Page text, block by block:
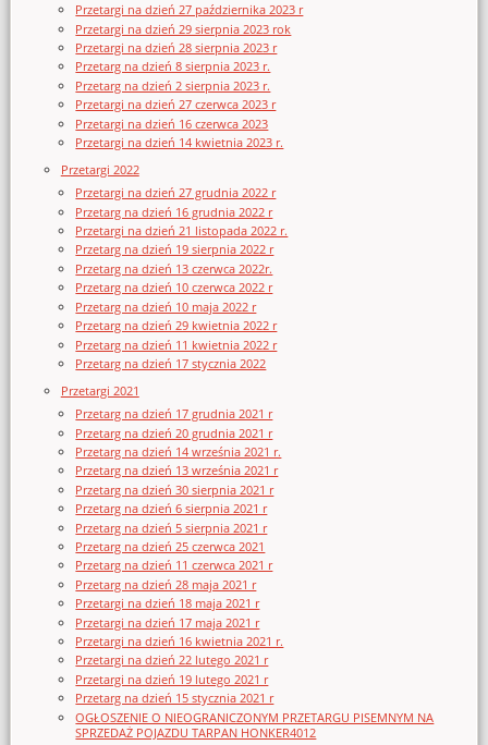
Przetargi na dzień 27 października 2023 r
Przetargi na dzień 29 sierpnia 2023 rok
Przetargi na dzień 28 sierpnia 2023 r
Przetarg na dzień 8 sierpnia 2023 r.
Przetarg na dzień 2 sierpnia 2023 r.
Przetargi na dzień 27 czerwca 2023 r
Przetargi na dzień 16 czerwca 2023
Przetargi na dzień 14 kwietnia 2023 r.
Przetargi 2022
Przetargi na dzień 27 grudnia 2022 r
Przetarg na dzień 16 grudnia 2022 r
Przetargi na dzień 21 listopada 2022 r.
Przetarg na dzień 19 sierpnia 2022 r
Przetarg na dzień 13 czerwca 2022r.
Przetarg na dzień 10 czerwca 2022 r
Przetarg na dzień 10 maja 2022 r
Przetarg na dzień 29 kwietnia 2022 r
Przetarg na dzień 11 kwietnia 2022 r
Przetarg na dzień 17 stycznia 2022
Przetargi 2021
Przetarg na dzień 17 grudnia 2021 r
Przetarg na dzień 20 grudnia 2021 r
Przetarg na dzień 14 września 2021 r.
Przetarg na dzień 13 września 2021 r
Przetarg na dzień 30 sierpnia 2021 r
Przetarg na dzień 6 sierpnia 2021 r
Przetarg na dzień 5 sierpnia 2021 r
Przetarg na dzień 25 czerwca 2021
Przetarg na dzień 11 czerwca 2021 r
Przetarg na dzień 28 maja 2021 r
Przetargi na dzień 18 maja 2021 r
Przetargi na dzień 17 maja 2021 r
Przetargi na dzień 16 kwietnia 2021 r.
Przetargi na dzień 22 lutego 2021 r
Przetargi na dzień 19 lutego 2021 r
Przetarg na dzień 15 stycznia 2021 r
OGŁOSZENIE O NIEOGRANICZONYM PRZETARGU PISEMNYM NA
SPRZEDAŻ POJAZDU TARPAN HONKER4012